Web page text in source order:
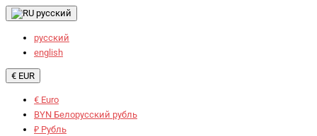
русский
русский
english
€ EUR
€ Euro
BYN Белорусский рубль
₽ Рубль